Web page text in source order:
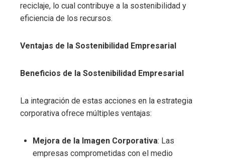
reciclaje, lo cual contribuye a la sostenibilidad y
eficiencia de los recursos.
Ventajas de la Sostenibilidad Empresarial
Beneficios de la Sostenibilidad Empresarial
La integración de estas acciones en la estrategia
corporativa ofrece múltiples ventajas:
Mejora de la Imagen Corporativa: Las
empresas comprometidas con el medio